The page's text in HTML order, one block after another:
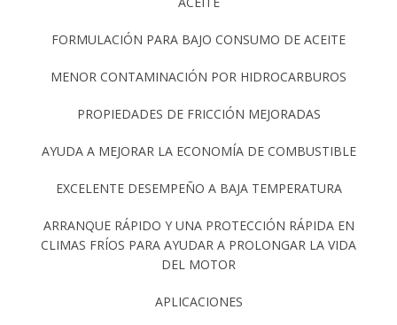
FORMULACIÓN PARA BAJO CONSUMO DE ACEITE
MENOR CONTAMINACIÓN POR HIDROCARBUROS
PROPIEDADES DE FRICCIÓN MEJORADAS
AYUDA A MEJORAR LA ECONOMÍA DE COMBUSTIBLE
EXCELENTE DESEMPEÑO A BAJA TEMPERATURA
ARRANQUE RÁPIDO Y UNA PROTECCIÓN RÁPIDA EN
CLIMAS FRÍOS PARA AYUDAR A PROLONGAR LA VIDA
DEL MOTOR
APLICACIONES